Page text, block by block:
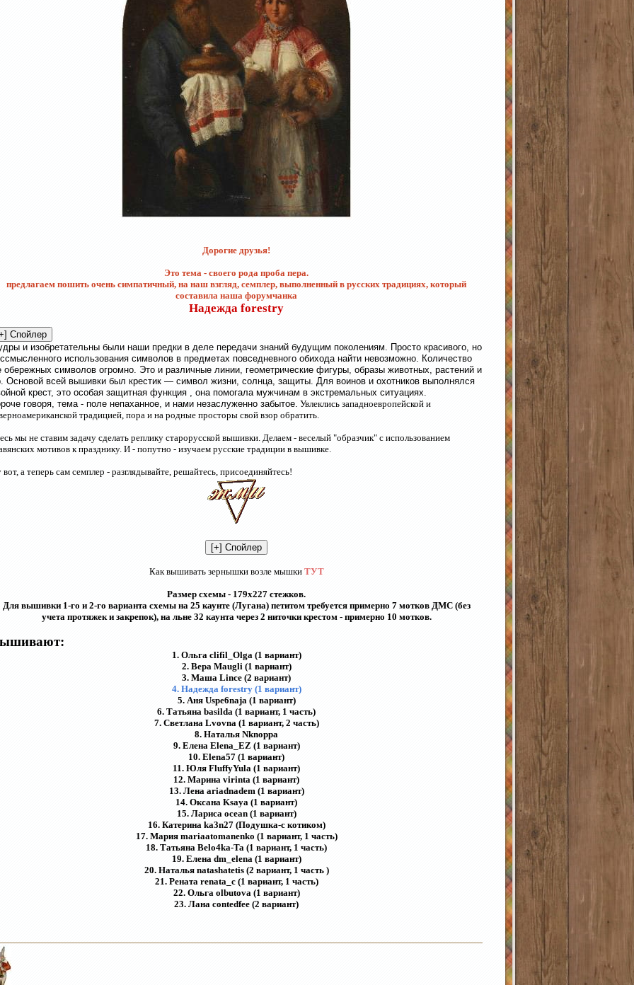
Дорогие друзья!
Это тема - своего рода проба пера.
предлагаем пошить очень симпатичный, на наш взгляд, семплер, выполненный в русских традициях, который
составила наша форумчанка
Надежда forestry
и изобретательны были наши предки в деле передачи знаний будущим поколениям. Просто красивого, но
использования символов в предметах повседневного обихода найти невозможно. Количество
обережных символов огромно. Это и различные линии, геометрические фигуры, образы животных, растений и
Основой всей вышивки был крестик — символ жизни, солнца, защиты. Для воинов и охотников выполнялся
крест, это особая защитная функция , она помогала мужчинам в экстремальных ситуациях.
говоря, тема - поле непаханное, и нами незаслуженно забытое. Увлеклись западноевропейской и
традицией, пора и на родные просторы свой взор обратить.
мы не ставим задачу сделать реплику старорусской вышивки. Делаем - веселый "образчик" с использованием
мотивов к празднику. И - попутно - изучаем русские традиции в вышивке.
а теперь сам семплер - разглядывайте, решайтесь, присоединяйтесь!
Как вышивать зернышки возле мышки ТУТ
Размер схемы - 179х227 стежков.
Для вышивки 1-го и 2-го варианта схемы на 25 каунте (Лугана) петитом требуется примерно 7 мотков ДМС (без
учета протяжек и закрепок), на льне 32 каунта через 2 ниточки крестом - примерно 10 мотков.
1. Ольга clifil_Olga (1 вариант)
2. Вера Maugli (1 вариант)
3. Маша Lince (2 вариант)
4. Надежда forestry (1 вариант)
5. Аня Uspe6naja (1 вариант)
6. Татьяна basilda (1 вариант, 1 часть)
7. Светлана Lvovna (1 вариант, 2 часть)
8. Наталья Nknoppa
9. Елена Elena_EZ (1 вариант)
10. Еlena57 (1 вариант)
11. Юля FluffyYula (1 вариант)
12. Марина virinta (1 вариант)
13. Лена ariadnadem (1 вариант)
14. Оксана Ksaya (1 вариант)
15. Лариса ocean (1 вариант)
16. Катерина ka3n27 (Подушка-с котиком)
17. Мария mariaatomanenko (1 вариант, 1 часть)
18. Татьяна Belo4ka-Ta (1 вариант, 1 часть)
19. Елена dm_elena (1 вариант)
20.Наталья natashatetis (2 вариант, 1 часть )
21. Рената renata_c (1 вариант, 1 часть)
22. Ольга olbutova (1 вариант)
23. Лана contedfee (2 вариант)